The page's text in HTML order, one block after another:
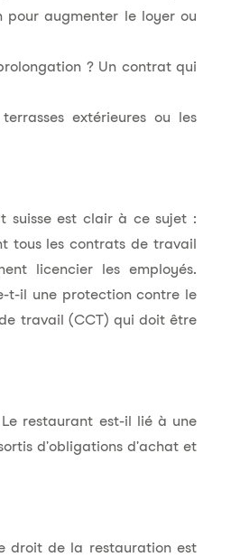
pour augmenter le loyer ou
? Un contrat qui
extérieures ou les
suisse est clair à ce sujet :
tous les contrats de travail
licencier les employés.
t-il une protection contre le
travail (CCT) qui doit être
restaurant est-il lié à une
d'obligations d'achat et
droit de la restauration est